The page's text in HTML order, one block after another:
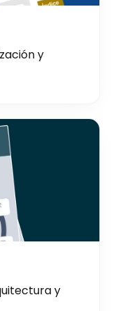
y
y